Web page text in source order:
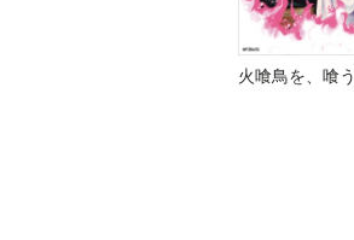
火喰鳥を、喰う